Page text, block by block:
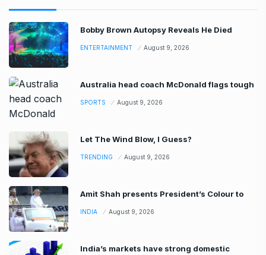
Bobby Brown Autopsy Reveals He Died
ENTERTAINMENT August 9, 2026
Australia head coach McDonald flags tough
SPORTS August 9, 2026
Let The Wind Blow, I Guess?
TRENDING August 9, 2026
Amit Shah presents President’s Colour to
INDIA August 9, 2026
India’s markets have strong domestic